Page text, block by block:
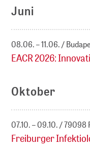
Juni
08.06. – 11.06.
EACR 2026:
Oktober
07.10. – 09.10. 79098
Freiburger